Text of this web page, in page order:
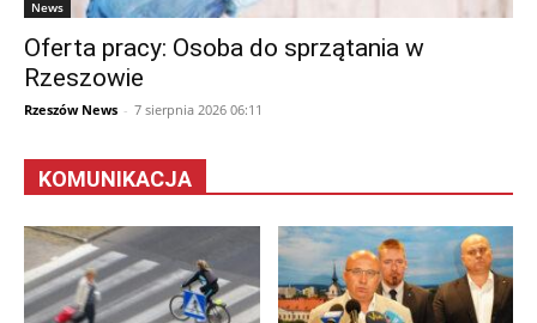
News
Oferta pracy: Osoba do sprzątania w
Rzeszowie
Rzeszów News - 7 sierpnia 2026 06:11
KOMUNIKACJA